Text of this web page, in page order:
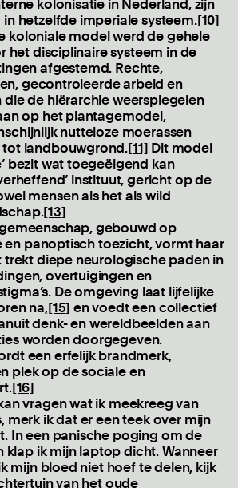
kolonisatie in Nederland, zijn
hetzelfde imperiale systeem.[10]
koloniale model werd de gehele
het disciplinaire systeem in de
afgestemd. Rechte,
gecontroleerde arbeid en
de hiërarchie weerspiegelen
op het plantagemodel,
nutteloze moerassen
landbouwgrond.[11] Dit model
bezit wat toegeëigend kan
instituut, gericht op de
mensen als het als wild
[13]
gebouwd op
en panoptisch toezicht, vormt haar
trekt diepe neurologische paden in
overtuigingen en
De omgeving laat lijfelijke
na,[15] en voedt een collectief
denk- en wereldbeelden aan
worden doorgegeven.
een erfelijk brandmerk,
plek op de sociale en
[16]
vragen wat ik meekreeg van
merk ik dat er een teek over mijn
In een panische poging om de
klap ik mijn laptop dicht. Wanneer
mijn bloed niet hoef te delen, kijk
van het oude